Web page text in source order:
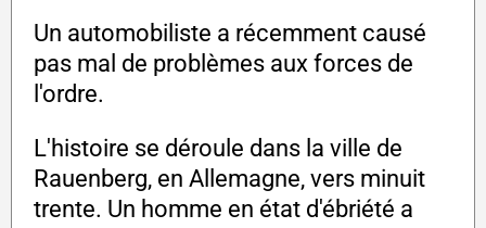
Un automobiliste a récemment causé
pas mal de problèmes aux forces de
l'ordre.
L'histoire se déroule dans la ville de
Rauenberg, en Allemagne, vers minuit
trente. Un homme en état d'ébriété a